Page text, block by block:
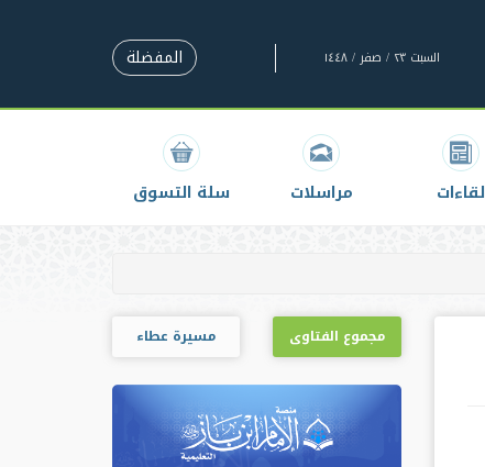
السبت ٢٣ / صفر / ١٤٤٨ المفضلة
لقاءات مراسلات سلة التسوق
مجموع الفتاوى مسيرة عطاء